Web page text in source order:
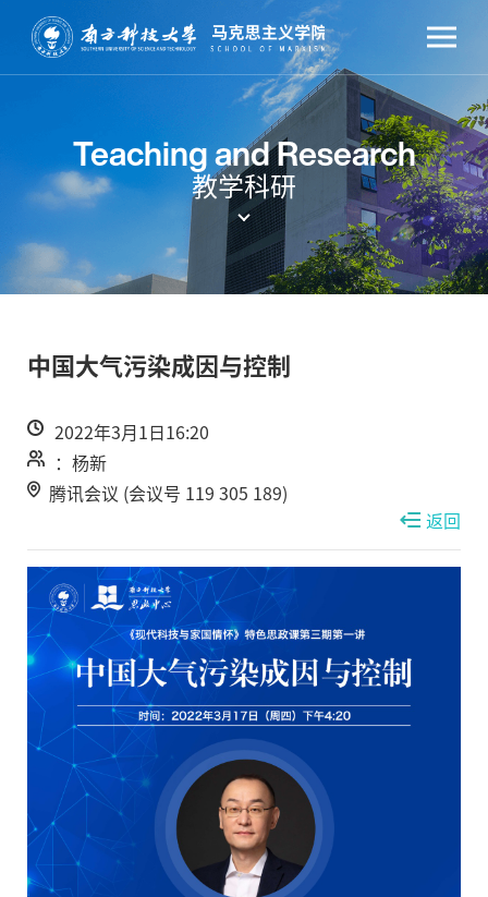
Teaching and Research
教学科研
中国大气污染成因与控制
2022年3月1日16:20
：杨新
腾讯会议 (会议号 119 305 189)
返回